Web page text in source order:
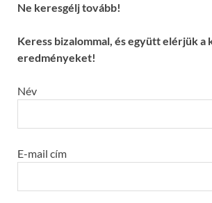
Ne keresgélj tovább!
Keress bizalommal, és együtt elérjük a
eredményeket!
Név
E-mail cím